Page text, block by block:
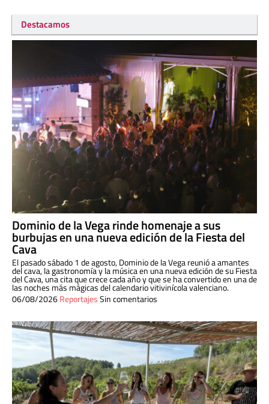
Destacamos
Dominio de la Vega rinde homenaje a sus
burbujas en una nueva edición de la Fiesta del
Cava
El pasado sábado 1 de agosto, Dominio de la Vega reunió a amantes
del cava, la gastronomía y la música en una nueva edición de su Fiesta
del Cava, una cita que crece cada año y que se ha convertido en una de
las noches más mágicas del calendario vitivinícola valenciano.
06/08/2026ReportajesSin comentarios